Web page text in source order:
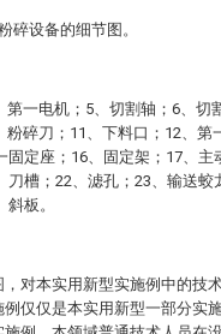
碎设备的细节图。
一电机；5、切割轴；6、切
碎刀；11、下料口；12、第
固定座；16、固定架；17、主
槽；22、滤孔；23、输送蛟
板。
对本实用新型实施例中的技
仅仅是本实用新型一部分实